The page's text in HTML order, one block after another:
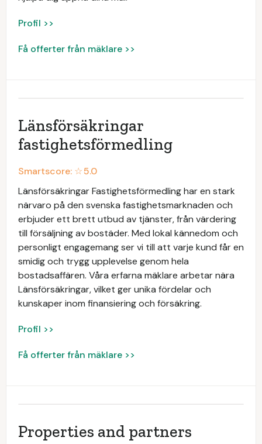
Profil >>
Få offerter från mäklare >>
Länsförsäkringar
fastighetsförmedling
Smartscore: ☆5.0
Länsförsäkringar Fastighetsförmedling har en stark
närvaro på den svenska fastighetsmarknaden och
erbjuder ett brett utbud av tjänster, från värdering
till försäljning av bostäder. Med lokal kännedom och
personligt engagemang ser vi till att varje kund får en
smidig och trygg upplevelse genom hela
bostadsaffären. Våra erfarna mäklare arbetar nära
Länsförsäkringar, vilket ger unika fördelar och
kunskaper inom finansiering och försäkring.
Profil >>
Få offerter från mäklare >>
Properties and partners